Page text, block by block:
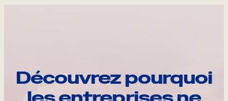
Découvrez pourquoi